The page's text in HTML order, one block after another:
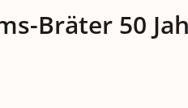
Bräter 50